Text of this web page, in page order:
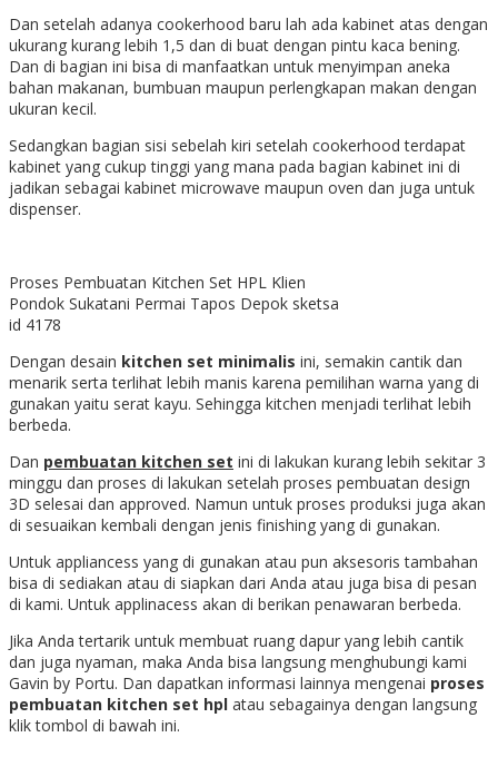
Dan setelah adanya cookerhood baru lah ada kabinet atas dengan
ukurang kurang lebih 1,5 dan di buat dengan pintu kaca bening.
Dan di bagian ini bisa di manfaatkan untuk menyimpan aneka
bahan makanan, bumbuan maupun perlengkapan makan dengan
ukuran kecil.
Sedangkan bagian sisi sebelah kiri setelah cookerhood terdapat
kabinet yang cukup tinggi yang mana pada bagian kabinet ini di
jadikan sebagai kabinet microwave maupun oven dan juga untuk
dispenser.
Proses Pembuatan Kitchen Set HPL Klien
Pondok Sukatani Permai Tapos Depok sketsa
id 4178
Dengan desain kitchen set minimalis ini, semakin cantik dan
menarik serta terlihat lebih manis karena pemilihan warna yang di
gunakan yaitu serat kayu. Sehingga kitchen menjadi terlihat lebih
berbeda.
Dan pembuatan kitchen set ini di lakukan kurang lebih sekitar 3
minggu dan proses di lakukan setelah proses pembuatan design
3D selesai dan approved. Namun untuk proses produksi juga akan
di sesuaikan kembali dengan jenis finishing yang di gunakan.
Untuk appliancess yang di gunakan atau pun aksesoris tambahan
bisa di sediakan atau di siapkan dari Anda atau juga bisa di pesan
di kami. Untuk applinacess akan di berikan penawaran berbeda.
Jika Anda tertarik untuk membuat ruang dapur yang lebih cantik
dan juga nyaman, maka Anda bisa langsung menghubungi kami
Gavin by Portu. Dan dapatkan informasi lainnya mengenai proses
pembuatan kitchen set hpl atau sebagainya dengan langsung
klik tombol di bawah ini.